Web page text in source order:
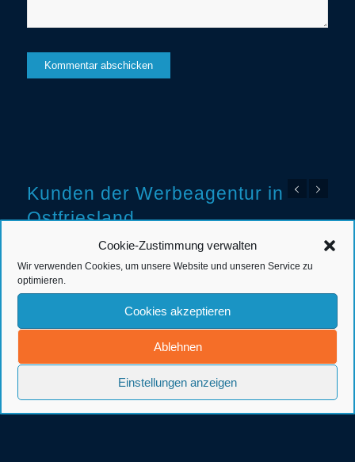
Cookie-Zustimmung verwalten
Wir verwenden Cookies, um unsere Website und unseren Service zu
optimieren.
Cookies akzeptieren
Ablehnen
Einstellungen anzeigen
Kunden der Werbeagentur in
Ostfriesland